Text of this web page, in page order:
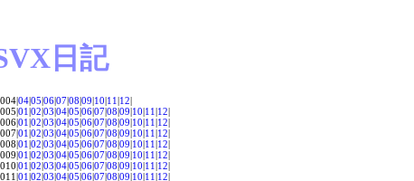
日記
04|05|06|07|08|09|10|11|12|
01|02|03|04|05|06|07|08|09|10|11|12|
01|02|03|04|05|06|07|08|09|10|11|12|
01|02|03|04|05|06|07|08|09|10|11|12|
01|02|03|04|05|06|07|08|09|10|11|12|
01|02|03|04|05|06|07|08|09|10|11|12|
01|02|03|04|05|06|07|08|09|10|11|12|
01|02|03|04|05|06|07|08|09|10|11|12|